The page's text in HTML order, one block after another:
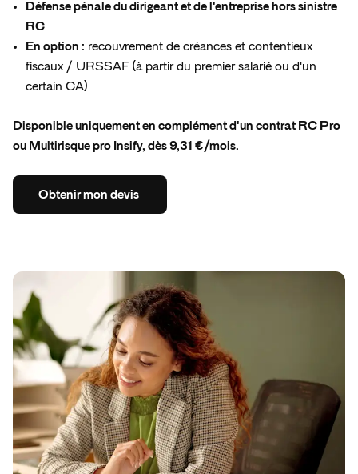
Défense pénale du dirigeant et de l'entreprise hors sinistre
RC
En option : recouvrement de créances et contentieux
fiscaux / URSSAF (à partir du premier salarié ou d'un
certain CA)
Disponible uniquement en complément d'un contrat RC Pro
ou Multirisque pro Insify, dès 9,31 €/mois.
Obtenirmon devis